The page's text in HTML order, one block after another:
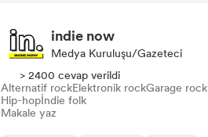
indie now
Medya Kuruluşu/Gazeteci
> 2400 cevap verildi
Alternatif rockElektronik rockGarage rock
Hip-hopİndie folk
Makale yaz